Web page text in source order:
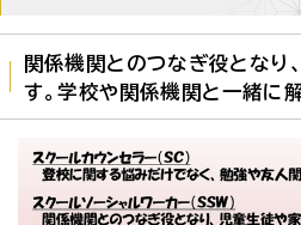
関係機関とのつなぎ役となり
す。学校や関係機関と一緒に